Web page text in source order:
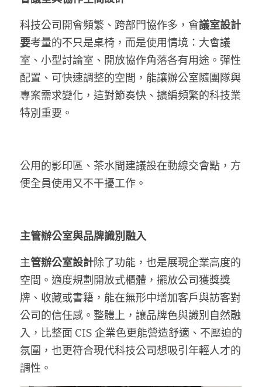
科技公司開會頻繁、跨部門協作多，會議室設計
要考量的不只是桌椅，而是使用情境：大會議
室、小型討論室、開放協作角落各有用途。彈性
配置、可快速調整的空間，能讓辦公室隨團隊與
專案需求變化，這對節奏快、擴編頻繁的科技業
特別重要。
公用的影印區、茶水間建議設在動線交會點，方
便全員使用又不干擾工作。
主管辦公室與品牌識別融入
主管辦公室設計除了功能，也是展現企業高度的
空間。適度規劃開放式櫃體，擺放公司獲獎獎
牌、收藏或書籍，能在無形中增加客戶與訪客對
公司的信任感。整體上，讓品牌色與識別自然融
入，比整面 CIS 企業色更能營造舒適、不壓迫的
氛圍，也更符合現代科技公司想吸引年輕人才的
調性。